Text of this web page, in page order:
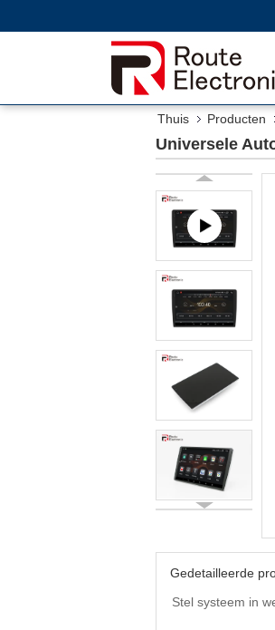
Thuis Producten
Universele
Gedetailleerde
Stel systeem in